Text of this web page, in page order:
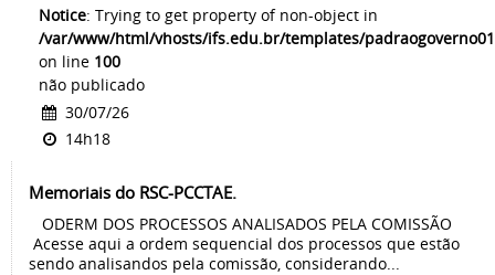
Notice: Trying to get property of non-object in
/var/www/html/vhosts/ifs.edu.br/templates/
on line 100
não publicado
30/07/26
14h18
Memoriais do RSC-PCCTAE.
ODERM DOS PROCESSOS ANALISADOS PELA COMISSÃO
Acesse aqui a ordem sequencial dos processos que estão
sendo analisandos pela comissão, considerando...